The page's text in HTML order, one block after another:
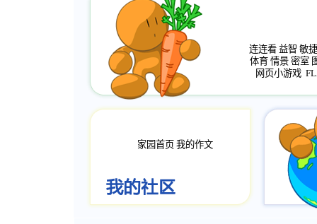
连连看 益智 敏捷
体育 情景 密室
网页小游戏
家园首页 我的作文